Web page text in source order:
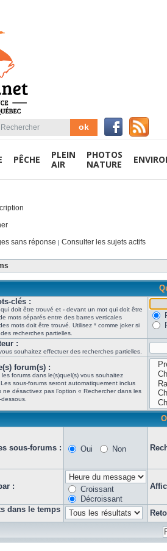
PÊCHE
PLEIN
AIR
PHOTOS
NATURE
sans réponse | Consulter les sujets actifs
clés :
doit être trouvé et - devant un mot qui doit être
mots séparés entre des barres verticales
mots doit être trouvé. Utilisez * comme joker si
recherches partielles.
:
souhaitez effectuer des recherches partielles.
forum(s) :
forums dans le(s)quel(s) vous souhaitez
sous-forums seront automatiquement inclus
désactivez pas l’option « Rechercher dans les
sous-forums : Oui Non
:
Croissant
Décroissant
dans le temps